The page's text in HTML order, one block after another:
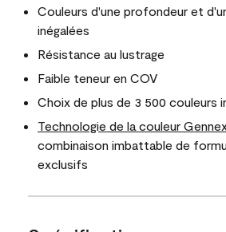
Couleurs d'une profondeur et
inégalées
Résistance au lustrage
Faible teneur en COV
Choix de plus de 3 500 couleurs
Technologie de la couleur
combinaison imbattable de
exclusifs